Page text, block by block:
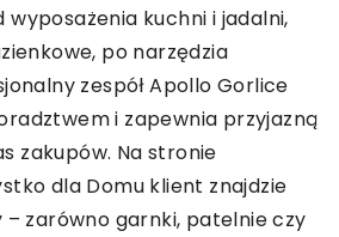
wyposażenia kuchni i jadalni,
po narzędzia
zespół Apollo Gorlice
i zapewnia przyjazną
zakupów. Na stronie
dla Domu klient znajdzie
zarówno garnki, patelnie czy